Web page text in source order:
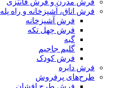
فرش اتاق، آشپزخانه و راه پله
فرش آشپزخانه
فرش چهل تکه
گبه
گلیم جاجیم
فرش کودک
فرش دایره
طرح‌های پرفروش
فرش طرح افشان